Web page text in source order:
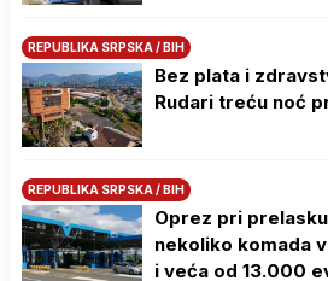
REPUBLIKA SRPSKA / BIH
Bez plata i
Rudari treću noć
REPUBLIKA SRPSKA / BIH
Oprez pri
nekoliko komada
i veća od 13.000